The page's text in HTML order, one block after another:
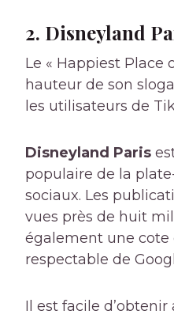
2. Disneyland
Le « Happiest Place
hauteur de son
les utilisateurs de
Disneyland Paris
populaire de la
sociaux. Les
vues près de huit
également une cote
respectable de
Il est facile d’obtenir